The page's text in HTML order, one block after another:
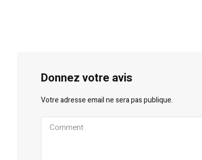
Donnez votre avis
Votre adresse email ne sera pas publique.